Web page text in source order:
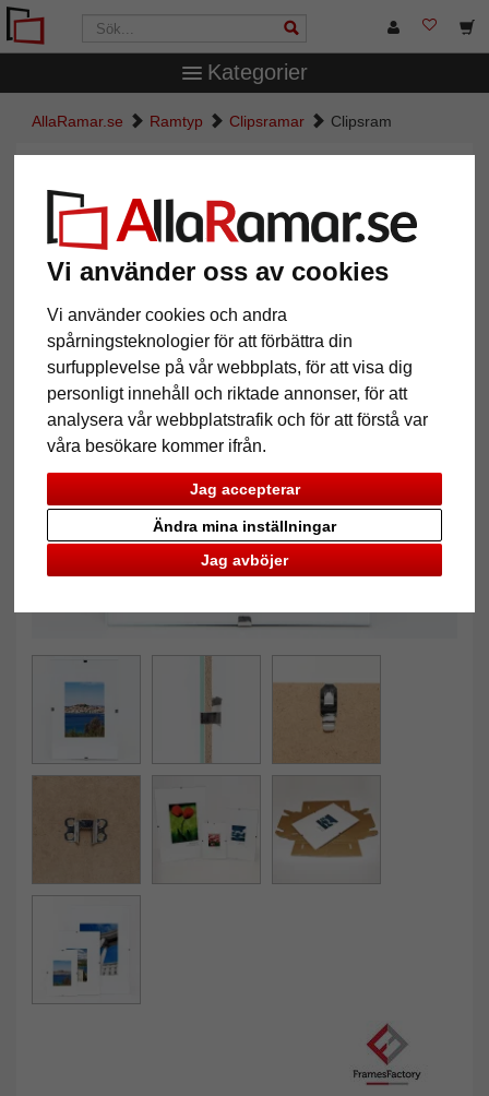
Vi använder oss av cookies
Vi använder cookies och andra
spårningsteknologier för att förbättra din
surfupplevelse på vår webbplats, för att visa dig
personligt innehåll och riktade annonser, för att
analysera vår webbplatstrafik och för att förstå var
våra besökare kommer ifrån.
Jag accepterar
Jag avböjer
Ändra mina inställningar
Kategorier
AllaRamar.se Ramtyp Clipsramar Clipsram
Tillbaka